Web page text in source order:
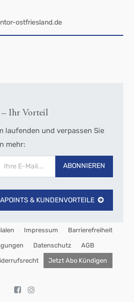
ostfriesland.de
– Ihr Vorteil
laufenden und verpassen Sie
mehr:
ABONNIEREN
& KUNDENVORTEILE
Impressum Barrierefreiheit
Datenschutz AGB
Jetzt Abo Kündigen